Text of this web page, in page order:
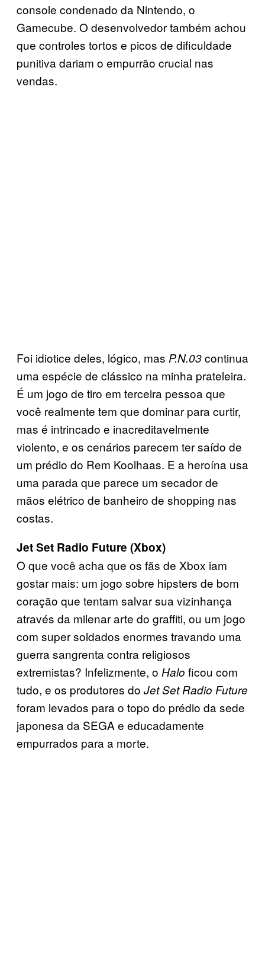
console condenado da Nintendo, o
Gamecube. O desenvolvedor também achou
que controles tortos e picos de dificuldade
punitiva dariam o empurrão crucial nas
vendas.
Foi idiotice deles, lógico, mas P.N.03continua
uma espécie de clássico na minha prateleira.
É um jogo de tiro em terceira pessoa que
você realmente tem que dominar para curtir,
mas é intrincado e inacreditavelmente
violento, e os cenários parecem ter saído de
um prédio do Rem Koolhaas. E a heroína usa
uma parada que parece um secador de
mãos elétrico de banheiro de shopping nas
costas.
Jet Set Radio Future (Xbox)
O que você acha que os fãs de Xbox iam
gostar mais: um jogo sobre hipsters de bom
coração que tentam salvar sua vizinhança
através da milenar arte do graffiti, ou um jogo
com super soldados enormes travando uma
guerra sangrenta contra religiosos
extremistas? Infelizmente, o Halo ficou com
tudo, e os produtores do Jet Set Radio Future
foram levados para o topo do prédio da sede
japonesa da SEGA e educadamente
empurrados para a morte.